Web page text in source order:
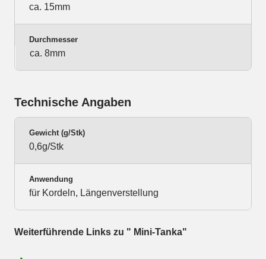
ca. 15mm
Durchmesser
ca. 8mm
Technische Angaben
Gewicht (g/Stk)
0,6g/Stk
Anwendung
für Kordeln, Längenverstellung
Weiterführende Links zu " Mini-Tanka"